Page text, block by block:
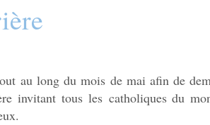
au long du mois de mai afin de
invitant tous les catholiques du